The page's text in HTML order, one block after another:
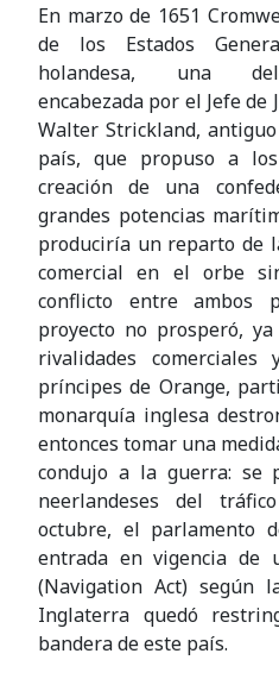
En marzo de 1651
de los Estados
holandesa, una
encabezada por el Jefe de
Walter Strickland,
país, que propuso a
creación de una
grandes potencias
produciría un reparto de
comercial en el orbe
conflicto entre ambos
proyecto no prosperó,
rivalidades
príncipes de Orange,
monarquía inglesa
entonces tomar una
condujo a la guerra: se
neerlandeses del
octubre, el parlamento
entrada en vigencia de
(Navigation Act) según
Inglaterra quedó
bandera de este país.